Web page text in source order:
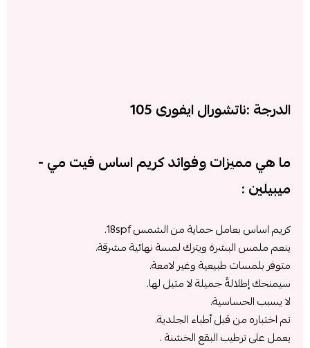
الدرجة :ناتشورال ايفورى 105
ما هي مميزات وفوائد كريم اساس فيت مي -
ميبيلين :
كريم اساسبعامل حماية من الشمس 18spf.
ينعمملمس البشرة ويترك لمسة نهائية مشرقة.
متوفربلمسات طبيعية وغير لامعة.
سيمنحكإطلالةً جميلة لا مثيل لها.
لا يسببالحساسية.
تم اختبارهمن قبل أطباء الجلدية.
يعمل علىترطيب البقع الخشنة .